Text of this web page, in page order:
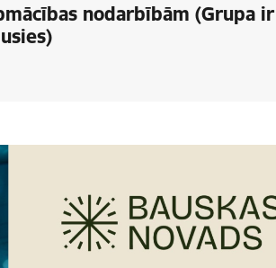
nodarbībām (Grupa ir